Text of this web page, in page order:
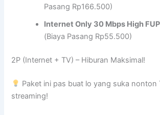
Pasang Rp166.500)
Internet Only 30 Mbps High FUP
(Biaya Pasang Rp55.500)
2P (Internet + TV) – Hiburan Maksimal!
Paket ini pas buat lo yang suka nonton
streaming!